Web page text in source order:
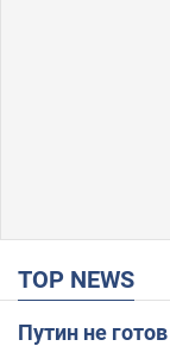
TOP NEWS
Путин не